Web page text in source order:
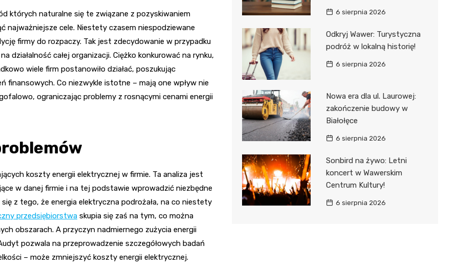
których naturalne się te związane z pozyskiwaniem
najważniejsze cele. Niestety czasem niespodziewane
firmy do rozpaczy. Tak jest zdecydowanie w przypadku
działalność całej organizacji. Ciężko konkurować na rynku,
wiele firm postanowiło działać, poszukując
Co niezwykle istotne – mają one wpływ nie
ograniczając problemy z rosnącymi cenami energii
koszty energii elektrycznej w firmie. Ta analiza jest
w danej firmie i na tej podstawie wprowadzić niezbędne
z tego, że energia elektryczna podrożała, na co niestety
przedsiębiorstwa skupia się zaś na tym, co można
obszarach. A przyczyn nadmiernego zużycia energii
pozwala na przeprowadzenie szczegółowych badań
– może zmniejszyć koszty energii elektrycznej.
6 sierpnia 2026
Odkryj Wawer: Turystyczna
podróż w lokalną historię!
6 sierpnia 2026
Nowa era dla ul. Laurowej:
zakończenie budowy w
Białołęce
6 sierpnia 2026
Sonbird na żywo: Letni
koncert w Wawerskim
Centrum Kultury!
6 sierpnia 2026